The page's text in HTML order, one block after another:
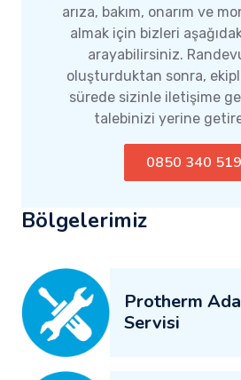
arıza, bakım, onarım ve
almak için bizleri
arayabilirsiniz.
oluşturduktan sonra,
sürede sizinle iletişime
talebinizi yerine
0850 340
Bölgelerimiz
Protherm
Servisi